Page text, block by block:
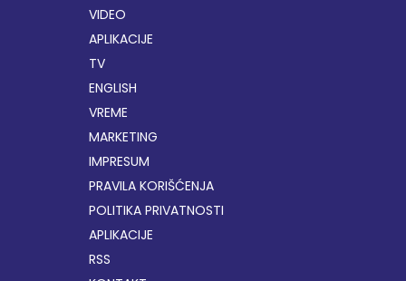
VIDEO
APLIKACIJE
TV
ENGLISH
VREME
MARKETING
IMPRESUM
PRAVILA KORIŠĆENJA
POLITIKA PRIVATNOSTI
APLIKACIJE
RSS